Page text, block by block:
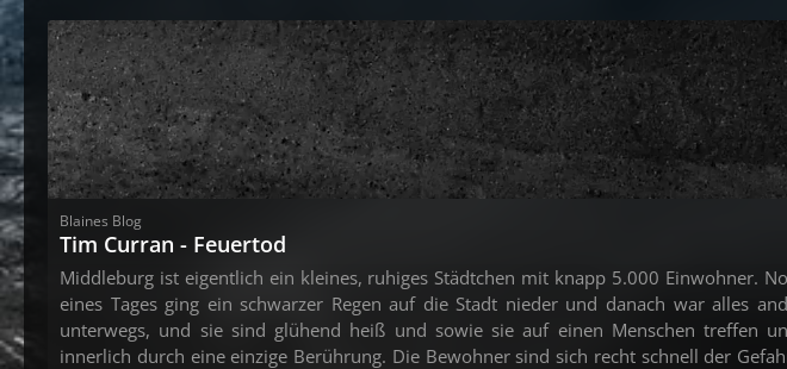
Blaines Blog
Tim Curran - Feuertod
Middleburg ist eigentlich ein kleines, ruhiges Städtchen mit knapp 5.000 Einwohner.
eines Tages ging ein schwarzer Regen auf die Stadt nieder und danach war alles
unterwegs, und sie sind glühend heiß und sowie sie auf einen Menschen treffen
innerlich durch eine einzige Berührung. Die Bewohner sind sich recht schnell der